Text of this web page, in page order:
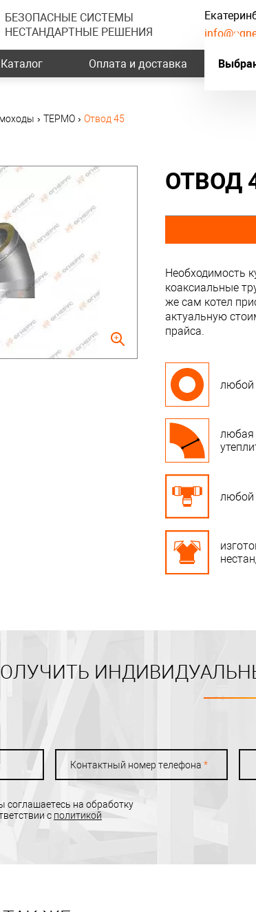
БЕЗОПАСНЫЕ СИСТЕМЫ
НЕСТАНДАРТНЫЕ РЕШЕНИЯ
Каталог Оплата и доставка
› ТЕРМО › Отвод 45
ОТВОД
Необходимость
коаксиальные
же сам котел
актуальную
прайса.
любой
любая
любой
Контактный номер телефона *
на обработку
с политикой